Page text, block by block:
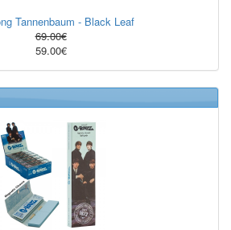
Tannenbaum - Black Leaf
69.00€
59.00€